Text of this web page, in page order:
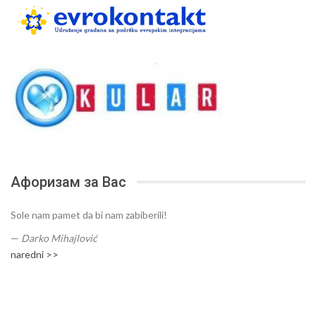
Афоризам за Вас
Sole nam pamet da bi nam zabiberili!
— Darko Mihajlović
naredni >>